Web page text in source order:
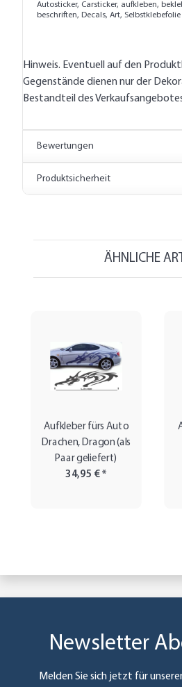
Autosticker, Carsticker, aufkleben,
beschriften, Decals, Art,
Hinweis. Eventuell auf den
Gegenstände dienen nur der
Bestandteil des
Bewertungen
Produktsicherheit
ÄHNLICHE
Aufkleber fürs Auto
Drachen, Dragon (als
Paar geliefert)
34,95 €*
Newsletter
Melden Sie sich jetzt für